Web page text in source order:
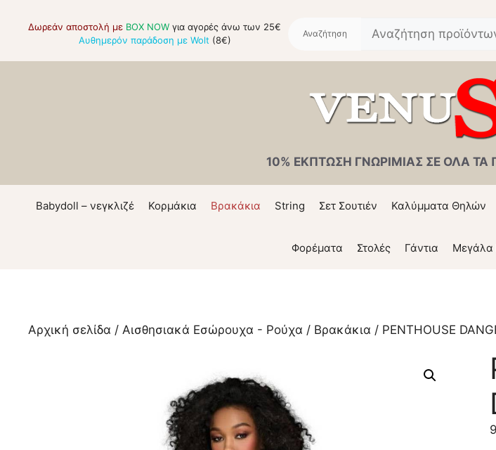
Δωρεάν αποστολή με BOX NOW για αγορές άνω των 25€
Αυθημερόν παράδοση με Wolt(8€)
10% ΕΚΠΤΩΣΗ ΓΝΩΡΙΜΙΑΣ ΣΕ ΟΛΑ
Babydoll – νεγκλιζέ Κορμάκια Βρακάκια String Σετ Σουτιέν Καλύμματα Θηλών
Φορέματα Στολές Γάντια Μεγάλα
Αρχική σελίδα / Αισθησιακά Εσώρουχα - Ρούχα / Βρακάκια / PENTHOUSE